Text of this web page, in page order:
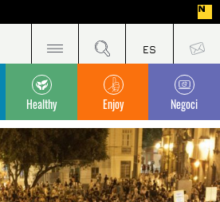
Healthy Enjoy Negoci